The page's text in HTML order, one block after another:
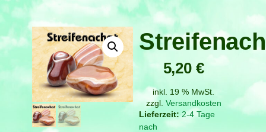
5,20 €
inkl. 19 % MwSt.
zzgl. Versandkosten
2-4 Tage
nach